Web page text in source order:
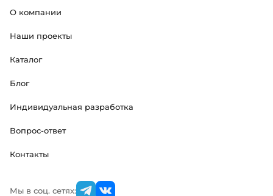
О компании
Наши проекты
Каталог
Блог
Индивидуальная разработка
Вопрос-ответ
Контакты
Мы в соц. сетях: